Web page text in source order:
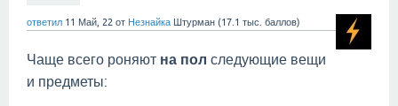
ответил 11 Май, 22 от Незнайка Штурман (17.1 тыс. баллов)
Чаще всего роняют на пол следующие вещи
и предметы: